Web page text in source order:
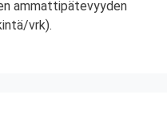
ammattipätevyyden
vrk).